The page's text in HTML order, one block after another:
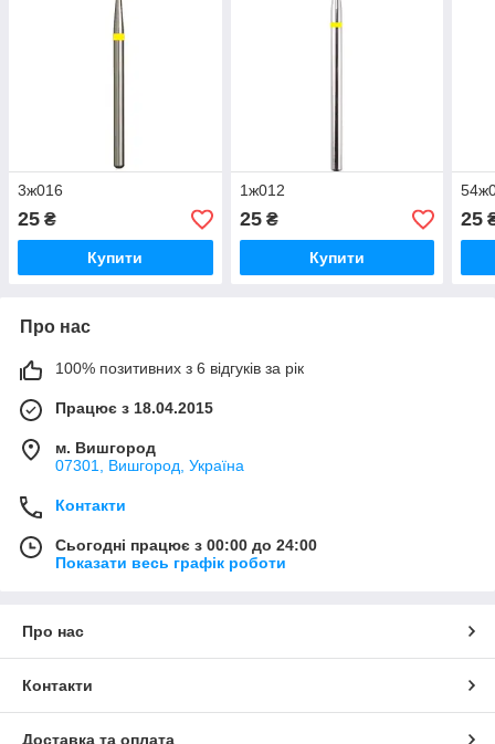
3ж016
25 ₴
Купити
1ж012
25₴
Купити
25
Про нас
100% позитивних з 6 відгуків за рік
Працює з 18.04.2015
м. Вишгород
07301, Вишгород, Україна
Контакти
Сьогодні працює з 00:00 до 24:00
Показати весь графік роботи
Про нас
Контакти
Доставка та оплата